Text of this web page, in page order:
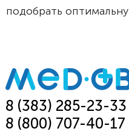
подобрать
8 (383) 285-23-33
8 (800) 707-40-17